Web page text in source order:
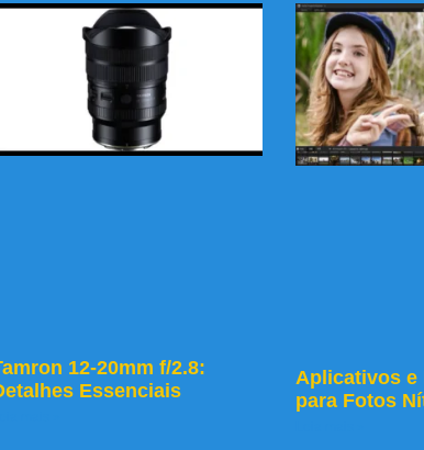
12-20mm f/2.8:
Essenciais
Aplicativos e
para Fotos